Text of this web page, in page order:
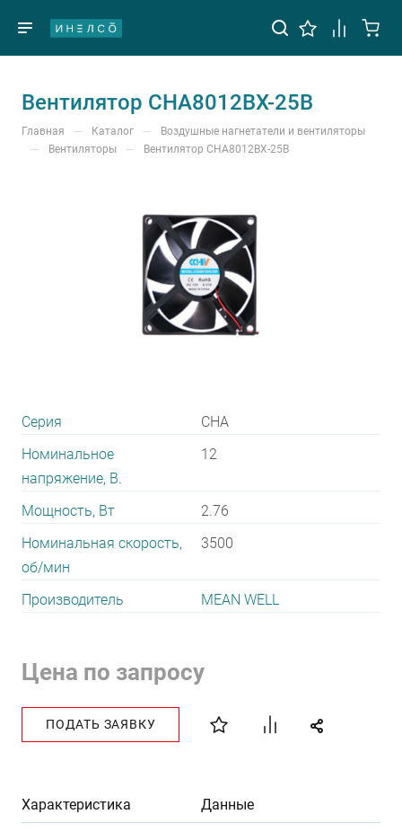
Вентилятор CHA8012BX-25B
Главная — Каталог — Воздушные нагнетатели и вентиляторы
— Вентиляторы — Вентилятор CHA8012BX-25B
Серия
CHA
Номинальное
напряжение, В.
12
Мощность, Вт
2.76
Номинальная скорость,
об/мин
3500
Производитель MEAN WELL
Цена по запросу
ПОДАТЬ ЗАЯВКУ
Характеристика Данные